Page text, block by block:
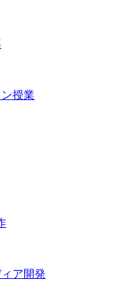
授業
ア開発